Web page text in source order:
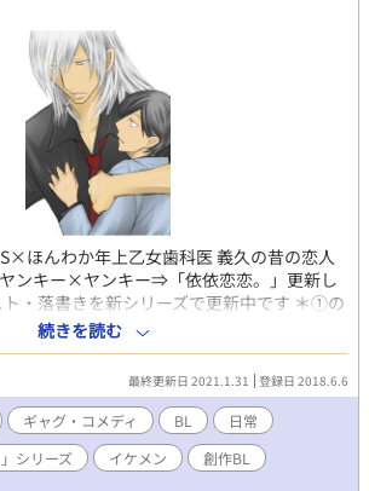
ほんわか年上乙女歯科医 義久の昔の恋人
ンキー×ヤンキー⇒「依依恋恋。」更新し
・落書きを新シリーズで更新中です ＊①の
」② ⇒
manga/59427789/745233269
続きを読む
最終更新日 2021.1.31 登録日 2018.6.6
ギャグ・コメディ BL
日常
」シリーズ イケメン
創作BL